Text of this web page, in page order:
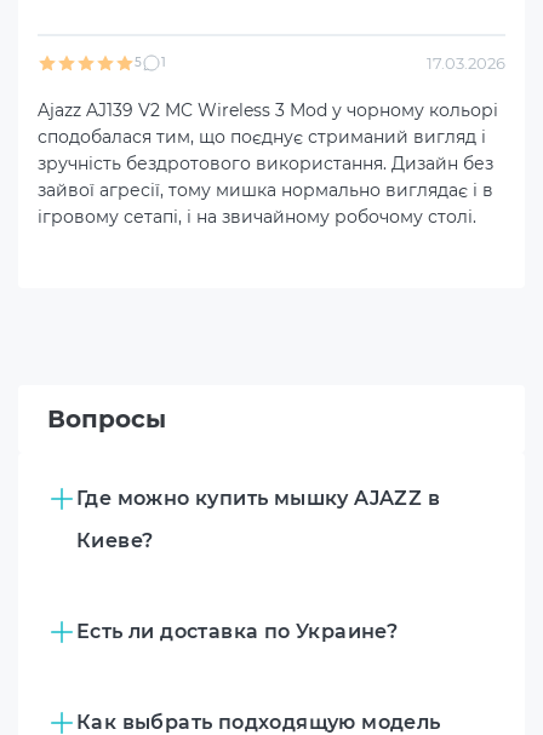
5 1 17.03.2026
Ajazz AJ139 V2 MC Wireless 3 Mod у чорному кольорі
сподобалася тим, що поєднує стриманий вигляд і
зручність бездротового використання. Дизайн без
зайвої агресії, тому мишка нормально виглядає і в
ігровому сетапі, і на звичайному робочому столі.
Вопросы
Где можно купить мышку AJAZZ в
Киеве?
Есть ли доставка по Украине?
Как выбрать подходящую модель